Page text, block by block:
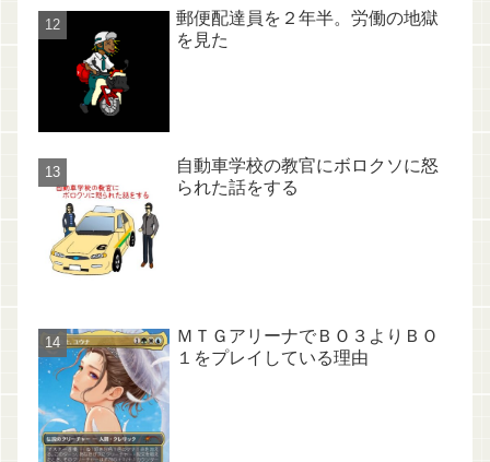
郵便配達員を２年半。労働の地獄
を見た
自動車学校の教官にボロクソに怒
られた話をする
ＭＴＧアリーナでＢＯ３よりＢＯ
１をプレイしている理由